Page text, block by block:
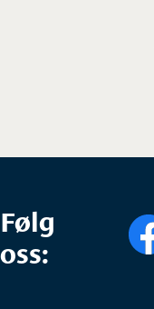
Følg
oss: